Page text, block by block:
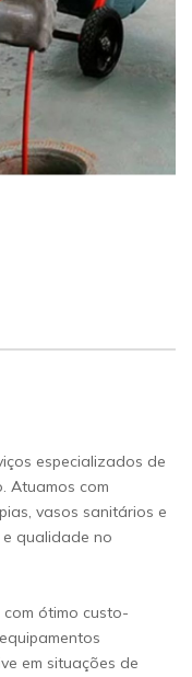
especializados de
Atuamos com
vasos sanitários e
qualidade no
ótimo custo-
em situações de